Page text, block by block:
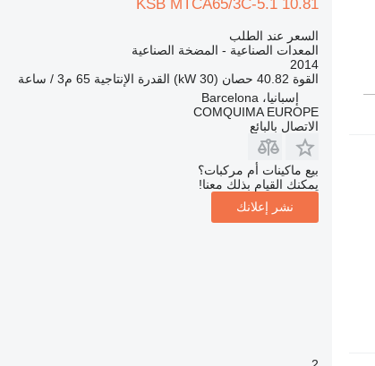
KSB MTCA65/3C-5.1 10.81
السعر عند الطلب
المعدات الصناعية - المضخة الصناعية
2014
القوة 40.82 حصان (30 kW) القدرة الإنتاجية 65 م3 / ساعة
إسبانيا، Barcelona
COMQUIMA EUROPE
الاتصال بالبائع
بيع ماكينات أم مركبات؟
يمكنك القيام بذلك معنا!
نشر إعلانك